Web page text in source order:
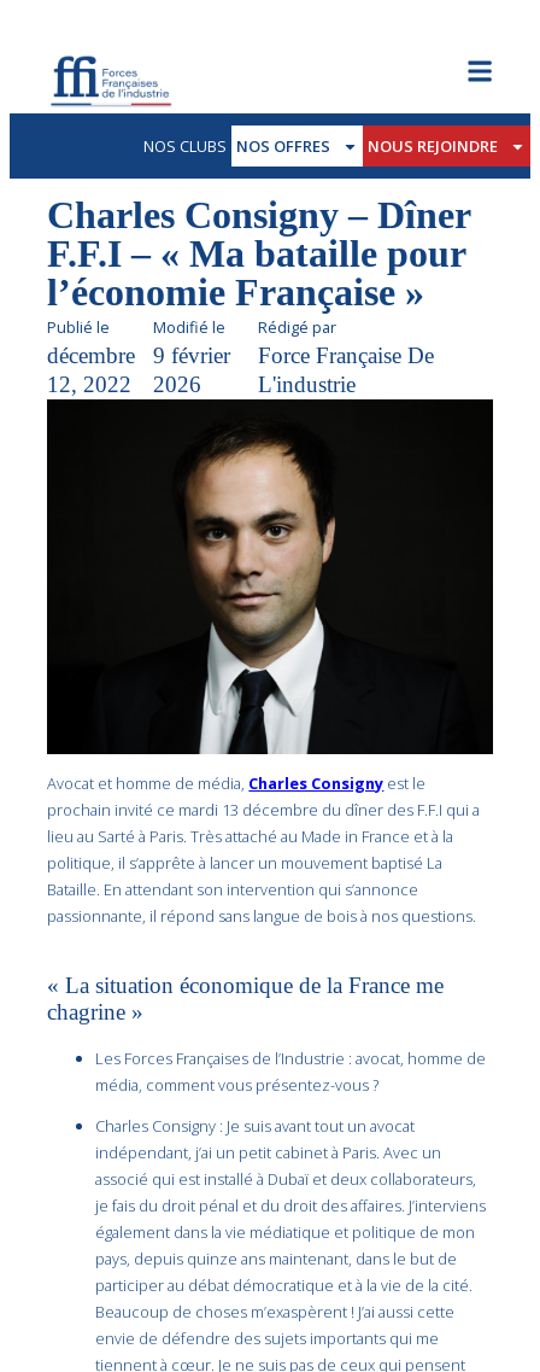
NOS CLUBS NOS OFFRES NOUS REJOINDRE
Charles Consigny – Dîner
F.F.I – « Ma bataille pour
l’économie Française »
Publié le
décembre
12, 2022
Modifié le
9 février
2026
Rédigé par
Force Française De
L'industrie
Avocat et homme de média, Charles Consigny est le
prochain invité ce mardi 13 décembre du dîner des F.F.I qui a
lieu au Sarté à Paris. Très attaché au Made in France et à la
politique, il s’apprête à lancer un mouvement baptisé La
Bataille. En attendant son intervention qui s’annonce
passionnante, il répond sans langue de bois à nos questions.
« La situation économique de la France me
chagrine »
Les Forces Françaises de l’Industrie : avocat, homme de
média, comment vous présentez-vous ?
Charles Consigny : Je suis avant tout un avocat
indépendant, j’ai un petit cabinet à Paris. Avec un
associé qui est installé à Dubaï et deux collaborateurs,
je fais du droit pénal et du droit des affaires. J’interviens
également dans la vie médiatique et politique de mon
pays, depuis quinze ans maintenant, dans le but de
participer au débat démocratique et à la vie de la cité.
Beaucoup de choses m’exaspèrent ! J’ai aussi cette
envie de défendre des sujets importants qui me
tiennent à cœur. Je ne suis pas de ceux qui pensent